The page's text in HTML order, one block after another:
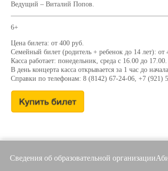
Ведущий – Виталий Попов.
6+
Цена билета: от 400 руб.
Семейный билет (родитель + ребенок до 14 лет): от
Касса работает: понедельник, среда с 16.00 до 17.00.
В день концерта касса открывается за 1 час до
Справки по телефонам: 8 (8142) 67-24-06, +7 (921)
Сведения об образовательной организации